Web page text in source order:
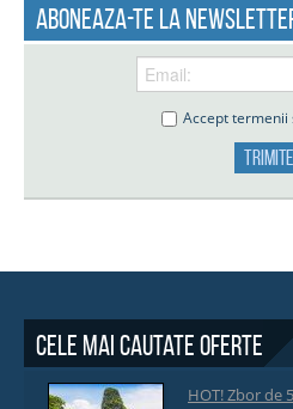
Aboneaza-te la
Accept termenii
Cele mai cautate oferte
HOT! Zbor de